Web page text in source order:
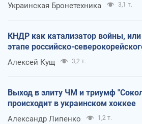
Украинская Бронетехника 3,1 т.
КНДР как катализатор войны,
этапе российско-
Алексей Кущ 3,2 т.
Выход в элиту ЧМ и триумф
происходит в украинском хоккее
Александр Липенко 1,2 т.